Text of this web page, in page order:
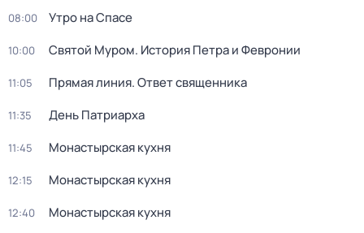
08:00 Утро на Спасе
10:00 Святой Муром. История Петра и Февронии
11:05 Прямая линия. Ответ священника
11:35 День Патриарха
11:45 Монастырская кухня
12:15 Монастырская кухня
12:40 Монастырская кухня